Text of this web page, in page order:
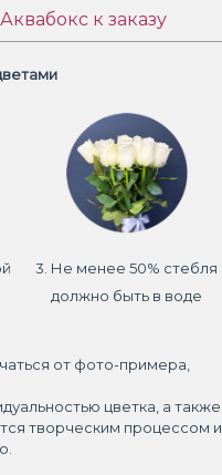
к заказу
3. Не менее 50% стебля
должно быть в воде
от фото-примера,
цветка, а также
творческим процессом и